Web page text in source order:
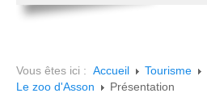
Vous êtes ici : Accueil Tourisme
Le zoo d'Asson
Présentation